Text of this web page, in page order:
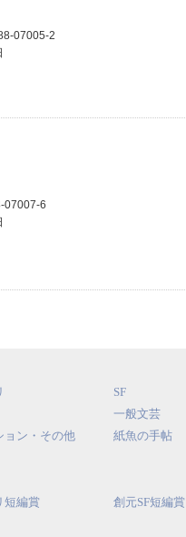
07005-2
6
SF
一般文芸
ョン・その他
紙魚の手帖
短編賞
創元SF短編賞